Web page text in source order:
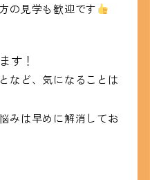
の見学も歓迎です
す！
など、気になることは
みは早めに解消してお